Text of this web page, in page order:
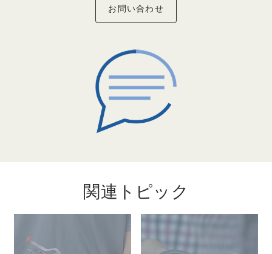
お問い合わせ
関連トピック